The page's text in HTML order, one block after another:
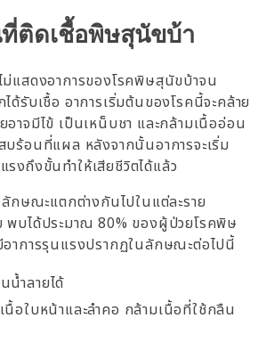
ติดเชื้อพิษสุนัขบ้า
ม่แสดงอาการของโรคพิษสุนัขบ้าจน
ด้รับเชื้อ อาการเริ่มต้นของโรคนี้จะคล้าย
าจมีไข้ เป็นเหน็บชา และกล้ามเนื้ออ่อน
ร้อนที่แผล หลังจากนั้นอาการจะเริ่ม
งถึงขั้นทำให้เสียชีวิตได้แล้ว
ลักษณะแตกต่างกันไปในแต่ละราย
พบได้ประมาณ 80% ของผู้ป่วยโรคพิษ
าการรุนแรงปรากฏในลักษณะต่อไปนี้
น้ำลายได้
นื้อใบหน้าและลำคอ กล้ามเนื้อที่ใช้กลืน